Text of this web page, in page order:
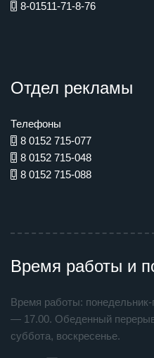
8-01511-71-8-76
Отдел рекламы
Телефоны
8 0152 715-077
8 0152 715-048
8 0152 715-088
Время работы и
Время работы:
— 17.00. Обеденный
суббота, воскресенье.